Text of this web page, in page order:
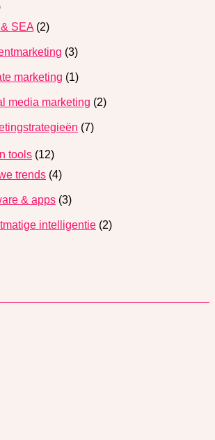
SEA (2)
(3)
marketing (1)
media marketing (2)
(7)
tools (12)
trends (4)
& apps (3)
intelligentie (2)